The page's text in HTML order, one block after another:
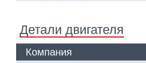
Детали двигателя
Компания